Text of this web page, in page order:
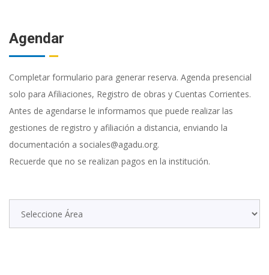
Agendar
Completar formulario para generar reserva. Agenda presencial
solo para Afiliaciones, Registro de obras y Cuentas Corrientes.
Antes de agendarse le informamos que puede realizar las
gestiones de registro y afiliación a distancia, enviando la
documentación a sociales@agadu.org.
Recuerde que no se realizan pagos en la institución.